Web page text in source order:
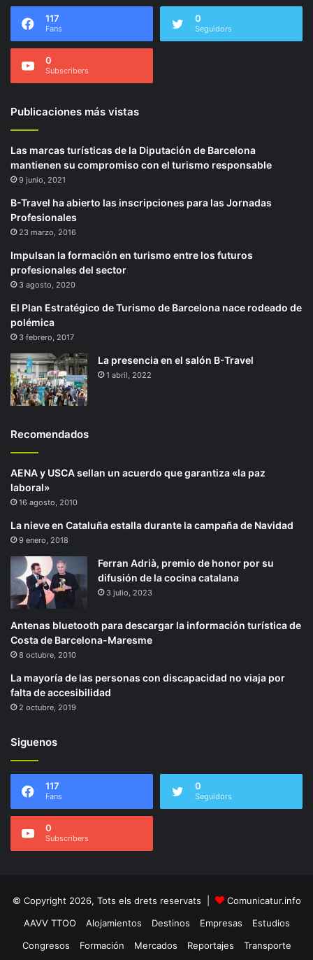
117
Fans
0
Seguidors
0
Subscribers
Publicaciones más vistas
Las marcas turísticas de la Diputación de Barcelona
mantienen su compromiso con el turismo responsable
9 junio, 2021
B-Travel ha abierto las inscripciones para las Jornadas
Profesionales
23 marzo, 2016
Impulsan la formación en turismo entre los futuros
profesionales del sector
3 agosto, 2020
El Plan Estratégico de Turismo de Barcelona nace rodeado de
polémica
3 febrero, 2017
La presencia en el salón B-Travel
1 abril, 2022
Recomendados
AENA y USCA sellan un acuerdo que garantiza «la paz
laboral»
16 agosto, 2010
La nieve en Cataluña estalla durante la campaña de Navidad
9 enero, 2018
Ferran Adrià, premio de honor por su
difusión de la cocina catalana
3 julio, 2023
Antenas bluetooth para descargar la información turística de
Costa de Barcelona-Maresme
8 octubre, 2010
La mayoría de las personas con discapacidad no viaja por
falta de accesibilidad
2 octubre, 2019
Siguenos
117
Fans
0
Seguidors
0
Subscribers
© Copyright 2026, Tots els drets reservats |
Comunicatur.info
AAVV TTOO
Alojamientos Destinos Empresas
Estudios
Congresos
Formación Mercados Reportajes Transporte